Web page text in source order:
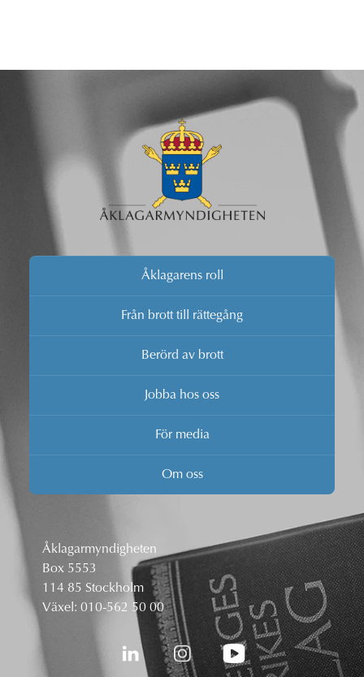
Åklagarens roll
Från brott till rättegång
Berörd av brott
Jobba hos oss
För media
Om oss
Åklagarmyndigheten
Box 5553
114 85 Stockholm
Växel: 010-562 50 00